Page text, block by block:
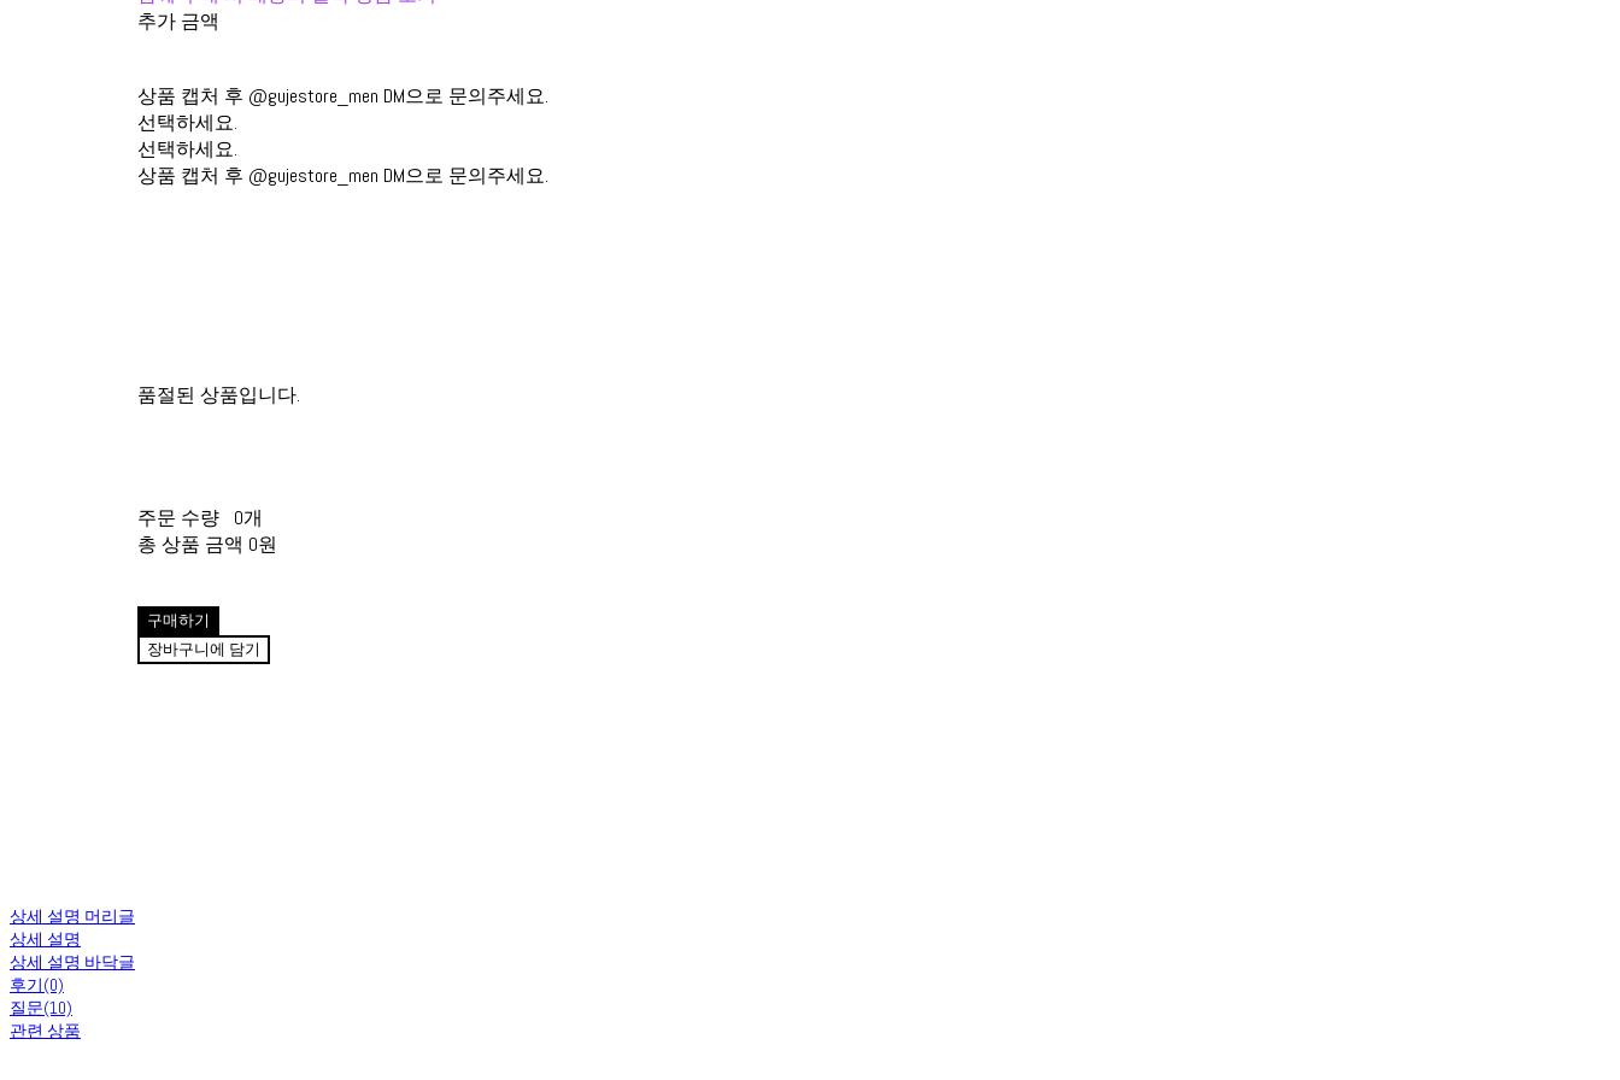
추가 금액
상품 캡처 후 @gujestore_men DM으로 문의주세요.
선택하세요.
선택하세요.
상품 캡처 후 @gujestore_men DM으로 문의주세요.
품절된 상품입니다.
주문 수량
0개
총 상품 금액 0원
구매하기
장바구니에 담기
상세 설명 머리글
상세 설명
상세 설명 바닥글
후기(0)
질문(10)
관련 상품